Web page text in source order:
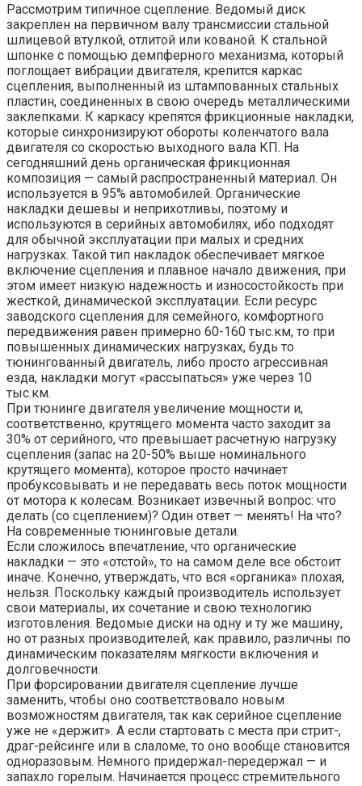
Рассмотрим типичное сцепление. Ведомый диск
закреплен на первичном валу трансмиссии стальной
шлицевой втулкой, отлитой или кованой. К стальной
шпонке с помощью демпферного механизма, который
поглощает вибрации двигателя, крепится каркас
сцепления, выполненный из штампованных стальных
пластин, соединенных в свою очередь металлическими
заклепками. К каркасу крепятся фрикционные накладки,
которые синхронизируют обороты коленчатого вала
двигателя со скоростью выходного вала КП. На
сегодняшний день органическая фрикционная
композиция — самый распространенный материал. Он
используется в 95% автомобилей. Органические
накладки дешевы и неприхотливы, поэтому и
используются в серийных автомобилях, ибо подходят
для обычной эксплуатации при малых и средних
нагрузках. Такой тип накладок обеспечивает мягкое
включение сцепления и плавное начало движения, при
этом имеет низкую надежность и износостойкость при
жесткой, динамической эксплуатации. Если ресурс
заводского сцепления для семейного, комфортного
передвижения равен примерно 60-160 тыс.км, то при
повышенных динамических нагрузках, будь то
тюнингованный двигатель, либо просто агрессивная
езда, накладки могут «рассыпаться» уже через 10
тыс.км.
При тюнинге двигателя увеличение мощности и,
соответственно, крутящего момента часто заходит за
30% от серийного, что превышает расчетную нагрузку
сцепления (запас на 20-50% выше номинального
крутящего момента), которое просто начинает
пробуксовывать и не передавать весь поток мощности
от мотора к колесам. Возникает извечный вопрос: что
делать (со сцеплением)? Один ответ — менять! На что?
На современные тюнинговые детали.
Если сложилось впечатление, что органические
накладки — это «отстой», то на самом деле все обстоит
иначе. Конечно, утверждать, что вся «органика» плохая,
нельзя. Поскольку каждый производитель использует
свои материалы, их сочетание и свою технологию
изготовления. Ведомые диски на одну и ту же машину,
но от разных производителей, как правило, различны по
динамическим показателям мягкости включения и
долговечности.
При форсировании двигателя сцепление лучше
заменить, чтобы оно соответствовало новым
возможностям двигателя, так как серийное сцепление
уже не «держит». А если стартовать с места при стрит-,
драг-рейсинге или в слаломе, то оно вообще становится
одноразовым. Немного придержал-передержал — и
запахло горелым. Начинается процесс стремительного